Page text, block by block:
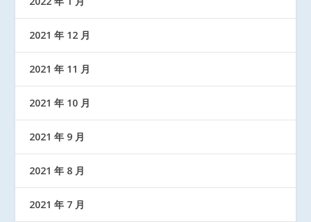
2021 年 12 月
2021 年 11 月
2021 年 10 月
2021 年 9 月
2021 年 8 月
2021 年 7 月